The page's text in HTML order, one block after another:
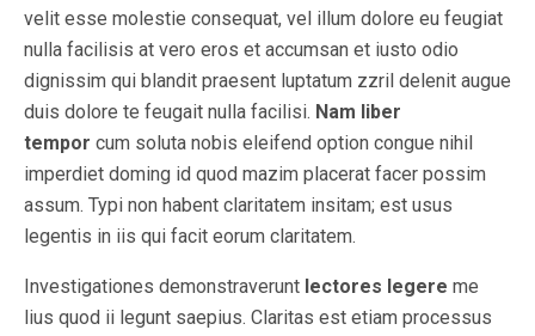
velit esse molestie consequat, vel illum dolore eu feugiat
nulla facilisis at vero eros et accumsan et iusto odio
dignissim qui blandit praesent luptatum zzril delenit augue
duis dolore te feugait nulla facilisi. Nam liber
tempor cum soluta nobis eleifend option congue nihil
imperdiet doming id quod mazim placerat facer possim
assum. Typi non habent claritatem insitam; est usus
legentis in iis qui facit eorum claritatem.
Investigationes demonstraverunt lectores legere me
lius quod ii legunt saepius. Claritas est etiam processus